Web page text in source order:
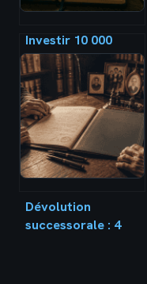
Investir 10 000
euros : 3 stratégies
concrètes pour
faire fructifier
votre capital
Dévolution
successorale : 4